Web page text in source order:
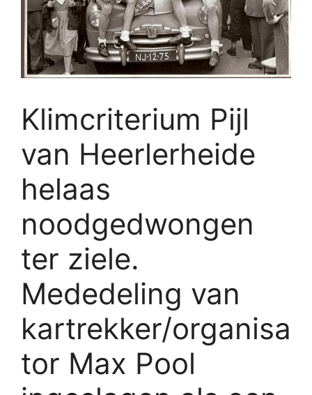
Klimcriterium Pijl
van Heerlerheide
helaas
noodgedwongen
ter ziele.
Mededeling van
kartrekker/organisa
tor Max Pool